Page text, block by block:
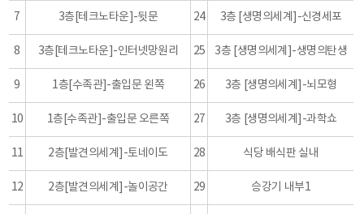
7 3층[테크노타운]-뒷문 24 3층 [생명의세계]-신경세포
8 3층[테크노타운]-인터넷망원리 25 3층 [생명의세계]-생명의탄생
9 1층[수족관]-출입문 왼쪽 26 3층 [생명의세계]-뇌모형
10 1층[수족관]-출입문 오른쪽 27 3층 [생명의세계]-과학쇼
11 2층[발견의세계]-토네이도 28 식당 배식판 실내
12 2층[발견의세계]-놀이공간 29 승강기 내부1